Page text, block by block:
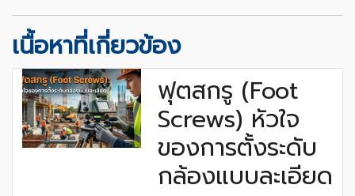
เนื้อหาที่เกี่ยวข้อง
ฟุตสกรู (Foot
Screws) หัวใจ
ของการตั้งระดับ
กล้องแบบละเอียด